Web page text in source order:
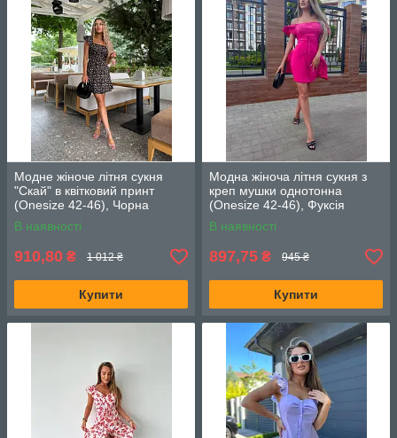
Модне жіноче літня сукня
"Скай" в квітковий принт
(Onesize 42-46), Чорна
В наявності
910,80 ₴ 1 012 ₴
Купити
Модна жіноча літня сукня з
креп мушки однотонна
(Onesize 42-46), Фуксія
В наявності
897,75 ₴ 945 ₴
Купити